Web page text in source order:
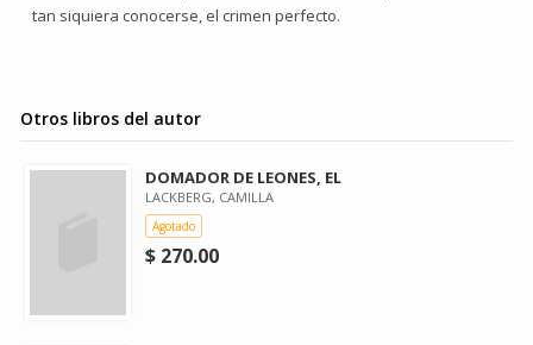
tan siquiera conocerse, el crimen perfecto.
Otros libros del autor
DOMADOR DE LEONES, EL
LACKBERG, CAMILLA
Agotado
$ 270.00